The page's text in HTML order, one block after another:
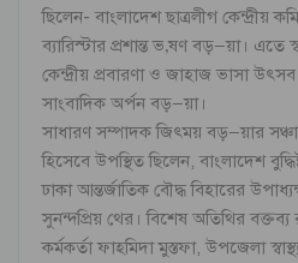
ছিলেন- বাংলাদেশ ছাত্রলীগ কেন্দ্রীয়
ব্যারিস্টার প্রশান্ত ভ‚ষণ বড়–য়া। এতে
কেন্দ্রীয় প্রবারণা ও জাহাজ ভাসা
সাংবাদিক অর্পন বড়–য়া।
সাধারণ সম্পাদক জিৎময় বড়–য়ার
হিসেবে উপস্থিত ছিলেন, বাংলাদেশ
ঢাকা আন্তর্জাতিক বৌদ্ধ বিহারের
সুনন্দপ্রিয় থের। বিশেষ অতিথির বক্তব্য
কর্মকর্তা ফাহমিদা মুস্তফা, উপজেলা